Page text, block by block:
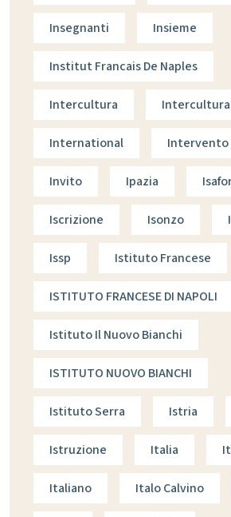
Insegnanti Insieme
Institut Francais De Naples
Intercultura
International Intervento
Invito Ipazia
Iscrizione Isonzo
Issp Istituto Francese
ISTITUTO FRANCESE DI NAPOLI
Istituto Il Nuovo Bianchi
ISTITUTO NUOVO BIANCHI
Istituto Serra Istria
Istruzione Italia
Italiano Italo Calvino